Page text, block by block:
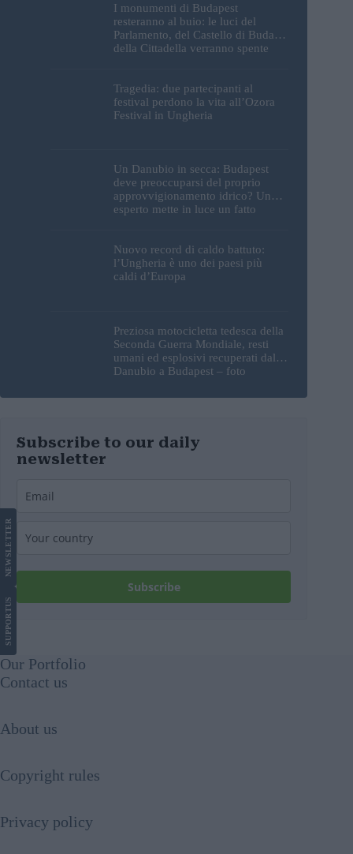
I monumenti di Budapest
resteranno al buio: le luci del
Parlamento, del Castello di Buda e
della Cittadella verranno spente
Tragedia: due partecipanti al
festival perdono la vita all’Ozora
Festival in Ungheria
Un Danubio in secca: Budapest
deve preoccuparsi del proprio
approvvigionamento idrico? Un
esperto mette in luce un fatto
Nuovo record di caldo battuto:
l’Ungheria è uno dei paesi più
caldi d’Europa
Preziosa motocicletta tedesca della
Seconda Guerra Mondiale, resti
umani ed esplosivi recuperati dal
Danubio a Budapest – foto
Subscribe to our daily
newsletter
Subscribe
SUPPORT
US
NEWS
LETTER
Our Portfolio
Contact us
About us
Copyright rules
Privacy policy